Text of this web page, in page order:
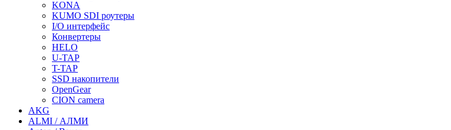
KONA
KUMO SDI роутеры
I/O интерфейс
Конвертеры
HELO
U-TAP
T-TAP
SSD накопители
OpenGear
CION camera
AKG
ALMI / АЛМИ